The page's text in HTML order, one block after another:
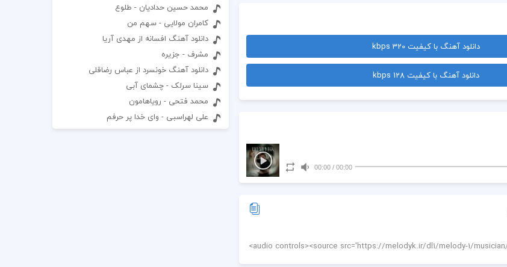
دانلود آهنگ با کیفیت 320 kbps
دانلود آهنگ با کیفیت 128 kbps
00:00
/
00:00
محمد حسین حدادیان - طلوع
کامران مولایی - سهم من
دانلود آهنگ افسانه از مهدی آریا
مشرف - جزیره
دانلود آهنگ خونسرد از عباس رضاقلی
سینا سرلک - چشمای آبی
محمد فتحی - رویاهامون
علی لهراسبی - وای خدا پر حرفم